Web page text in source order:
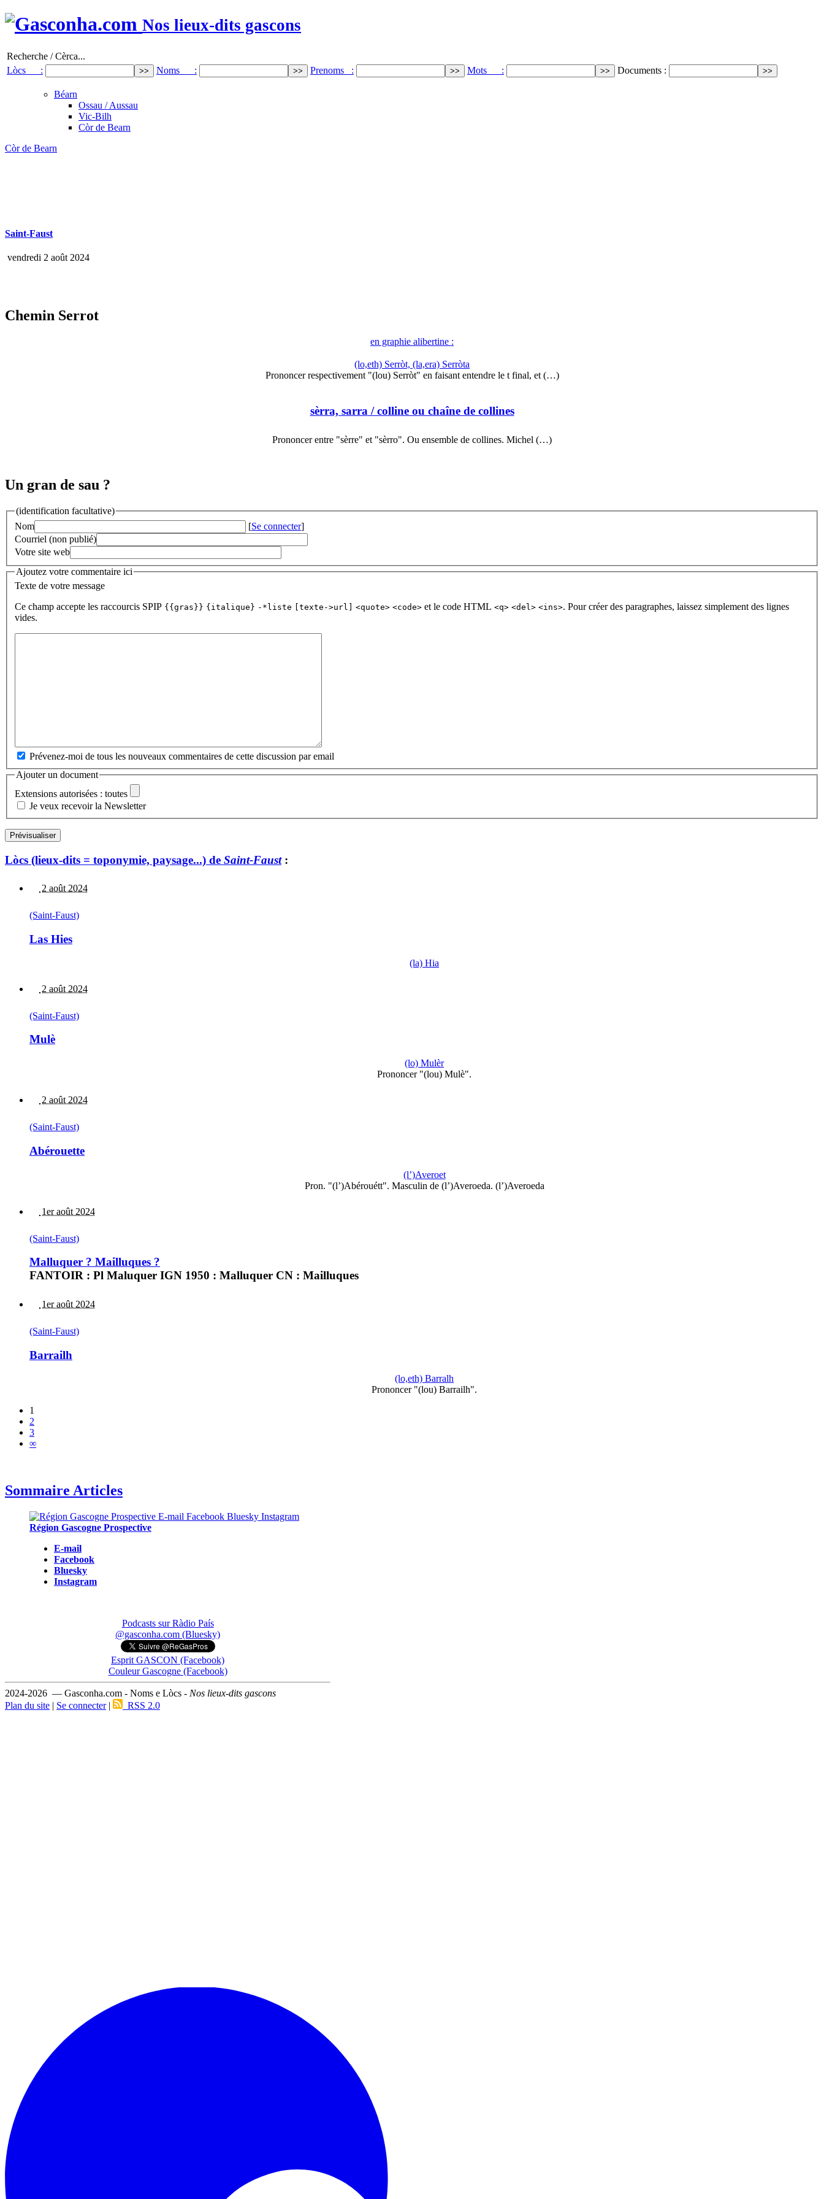
Nos lieux-dits gascons
Recherche / Cèrca...
Lòcs :
Noms : Prenoms : Mots : Documents :
Béarn
Ossau / Aussau
Vic-Bilh
Còr de Bearn
Còr de Bearn
Saint-Faust
vendredi 2 août 2024
Chemin Serrot
en graphie alibertine :
(lo,eth) Serròt, (la,era) Serròta
Prononcer respectivement "(lou) Serròt" en faisant entendre le t final, et (…)
sèrra, sarra / colline ou chaîne de collines
Prononcer entre "sèrre" et "sèrro". Ou ensemble de collines. Michel (…)
Un gran de sau ?
(identification facultative)
Nom
[Se connecter]
Courriel (non publié)
Votre site web
Ajoutez votre commentaire ici
Texte de votre message
Ce champ accepte les raccourcis SPIP {{gras}} {italique} -*liste [texte->url] <quote> <code> et le code HTML <q> <del> <ins>. Pour créer des paragraphes, laissez simplement des lignes
vides.
Prévenez-moi de tous les nouveaux commentaires de cette discussion par email
Ajouter un document
Extensions autorisées : toutes
Je veux recevoir la Newsletter
Lòcs (lieux-dits = toponymie, paysage...) de Saint-Faust:
2 août 2024
(Saint-Faust)
Las Hies
(la) Hia
2 août 2024
(Saint-Faust)
Mulè
(lo) Mulèr
Prononcer "(lou) Mulè".
2 août 2024
(Saint-Faust)
Abérouette
(l’)Averoet
Pron. "(l’)Abérouétt". Masculin de (l’)Averoeda. (l’)Averoeda
1er août 2024
(Saint-Faust)
Malluquer ? Mailluques ?
FANTOIR : Pl Maluquer IGN 1950 : Malluquer CN : Mailluques
1er août 2024
(Saint-Faust)
Barrailh
(lo,eth) Barralh
Prononcer "(lou) Barrailh".
1
2
3
∞
Sommaire Articles
Région Gascogne Prospective
E-mail
Facebook
Bluesky
Instagram
Podcasts sur Ràdio País
@gasconha.com (Bluesky)
Esprit GASCON (Facebook)
Couleur Gascogne (Facebook)
2024-2026 — Gasconha.com - Noms e Lòcs - Nos lieux-dits gascons
Plan du site | Se connecter| RSS 2.0